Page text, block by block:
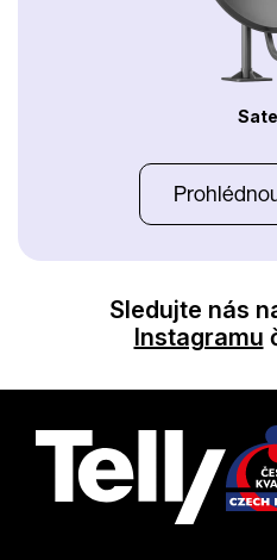
Sledujte nás
Instagramu